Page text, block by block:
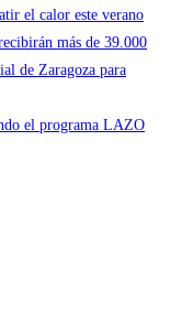
el calor este verano
más de 39.000
de Zaragoza para
el programa LAZO